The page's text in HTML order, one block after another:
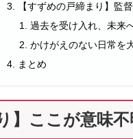
【すずめの戸締まり】監
過去を受け入れ、未来
かけがえのない日常を
まとめ
】ここが意味不